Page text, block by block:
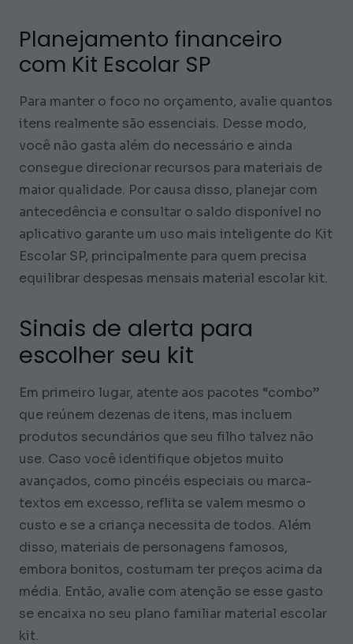
Planejamento financeiro
com Kit Escolar SP
Para manter o foco no orçamento, avalie quantos
itens realmente são essenciais. Desse modo,
você não gasta além do necessário e ainda
consegue direcionar recursos para materiais de
maior qualidade. Por causa disso, planejar com
antecedência e consultar o saldo disponível no
aplicativo garante um uso mais inteligente do Kit
Escolar SP, principalmente para quem precisa
equilibrar despesas mensais material escolar kit.
Sinais de alerta para
escolher seu kit
Em primeiro lugar, atente aos pacotes “combo”
que reúnem dezenas de itens, mas incluem
produtos secundários que seu filho talvez não
use. Caso você identifique objetos muito
avançados, como pincéis especiais ou marca-
textos em excesso, reflita se valem mesmo o
custo e se a criança necessita de todos. Além
disso, materiais de personagens famosos,
embora bonitos, costumam ter preços acima da
média. Então, avalie com atenção se esse gasto
se encaixa no seu plano familiar material escolar
kit.